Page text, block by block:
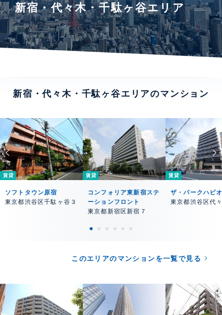
新宿・代々木・千駄ヶ谷エリア
新宿・代々木・千駄ヶ谷エリアのマンション
賃貸
ソフトタウン原宿
東京都渋谷区千駄ヶ谷３
賃貸
コンフォリア東新宿ステ
ーションフロント
東京都新宿区新宿７
賃貸
ザ・パークハビ
東京都渋谷区代
このエリアのマンションを一覧で見る